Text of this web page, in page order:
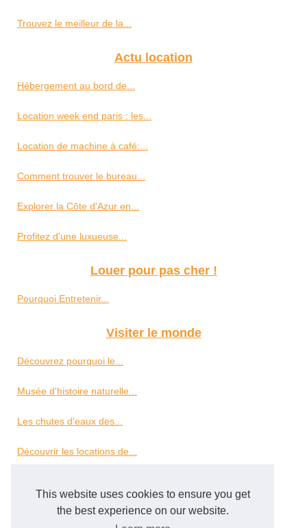
This website uses cookies to ensure you get
the best experience on our website.
Trouvez le meilleur de la...
Actu location
Hébergement au bord de...
Location week end paris : les...
Location de machine à café:...
Comment trouver le bureau...
Explorer la Côte d'Azur en...
Profitez d'une luxueuse...
Louer pour pas cher !
Pourquoi Entretenir...
Visiter le monde
Découvrez pourquoi le...
Musée d'histoire naturelle...
Les chutes d'eaux des...
Découvrir les locations de...
Louez vos bureaux pour...